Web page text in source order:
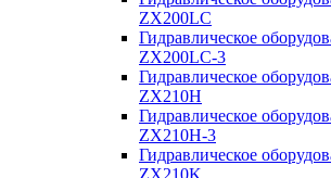
ZX200LC
Гидравлическое
ZX200LC-3
Гидравлическое
ZX210H
Гидравлическое
ZX210H-3
Гидравлическое
ZX210K